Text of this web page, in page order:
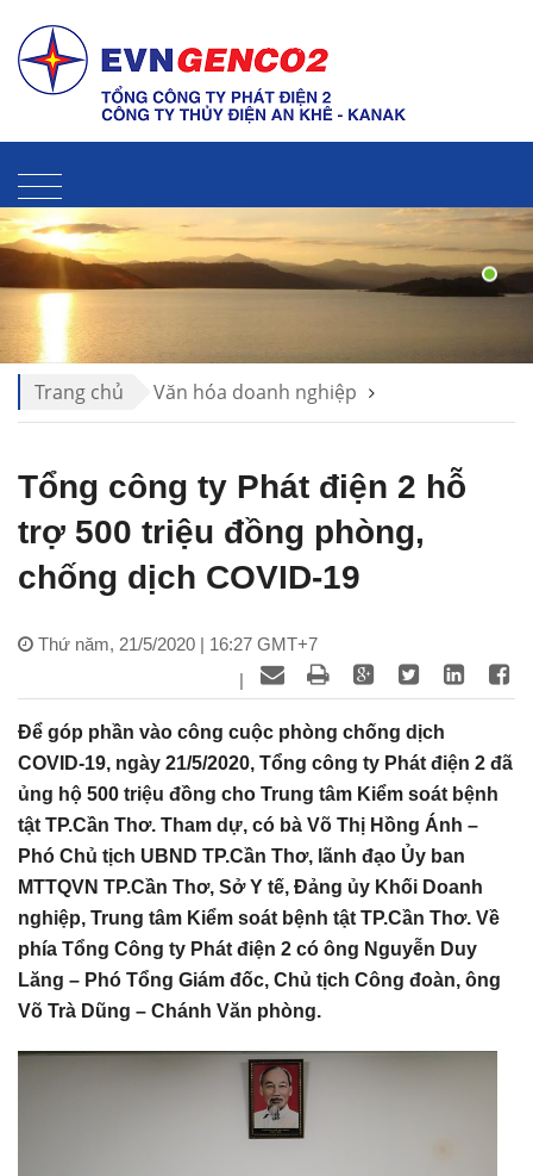
Liên hệ
Trang chủ Văn hóa doanh nghiệp
Tổng công ty Phát điện 2 hỗ
trợ 500 triệu đồng phòng,
chống dịch COVID-19
Thứ năm, 21/5/2020 | 16:27 GMT+7
|
Để góp phần vào công cuộc phòng chống dịch
COVID-19, ngày 21/5/2020, Tổng công ty Phát điện 2 đã
ủng hộ 500 triệu đồng cho Trung tâm Kiểm soát bệnh
tật TP.Cần Thơ. Tham dự, có bà Võ Thị Hồng Ánh –
Phó Chủ tịch UBND TP.Cần Thơ, lãnh đạo Ủy ban
MTTQVN TP.Cần Thơ, Sở Y tế, Đảng ủy Khối Doanh
nghiệp, Trung tâm Kiểm soát bệnh tật TP.Cần Thơ. Về
phía Tổng Công ty Phát điện 2 có ông Nguyễn Duy
Lăng – Phó Tổng Giám đốc, Chủ tịch Công đoàn, ông
Võ Trà Dũng – Chánh Văn phòng.